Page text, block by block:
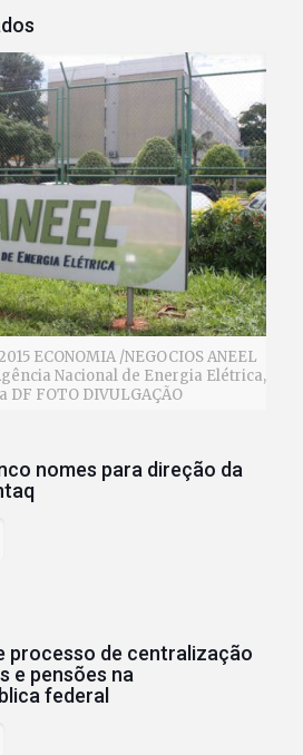
ECONOMIA /NEGOCIOS ANEEL
Nacional de Energia Elétrica,
DF FOTO DIVULGAÇÃO
nomes para direção da
processo de centralização
e pensões na
federal